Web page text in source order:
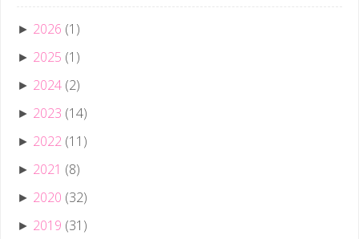
► 2026 (1)
► 2025 (1)
► 2024 (2)
► 2023 (14)
► 2022 (11)
► 2021 (8)
► 2020 (32)
► 2019 (31)